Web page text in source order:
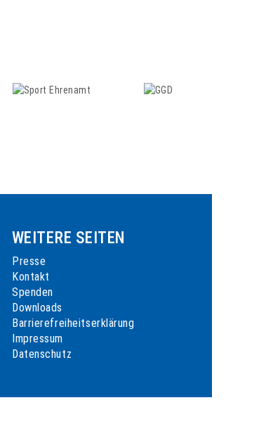
WEITERE SEITEN
Presse
Kontakt
Spenden
Downloads
Barrierefreiheitserklärung
Impressum
Datenschutz